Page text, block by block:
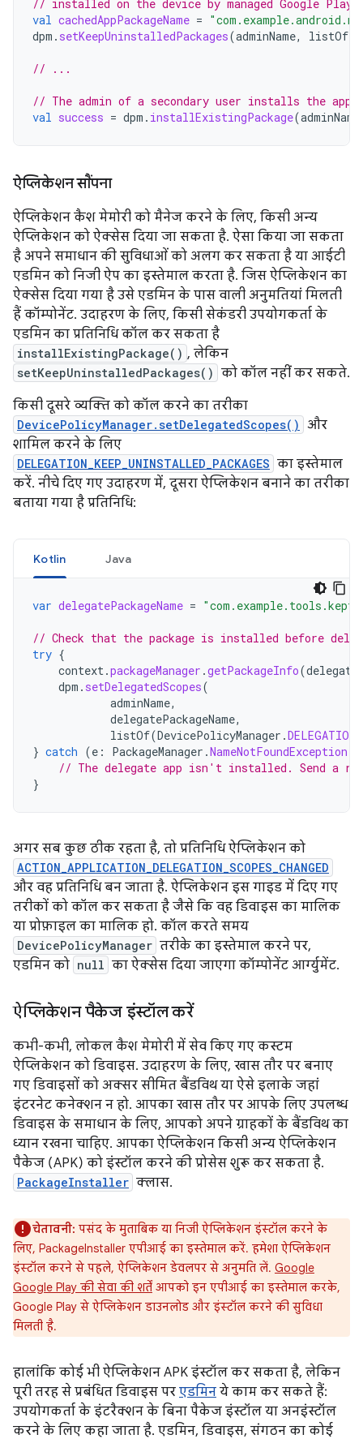
// installed on the device by managed Google Play.
val cachedAppPackageName =
dpm . setKeepUninstalledPackages(adminName, listOf
// ...
// The admin of a secondary user installs the app.
val success = dpm . installExistingPackage(adminName
ऐप्लिकेशन सौंपना
ऐप्लिकेशन कैश मेमोरी को मैनेज करने के लिए, किसी अन्य
ऐप्लिकेशन को ऐक्सेस दिया जा सकता है. ऐसा किया जा सकता
है अपने समाधान की सुविधाओं को अलग कर सकता है या आईटी
एडमिन को निजी ऐप का इस्तेमाल करता है. जिस ऐप्लिकेशन का
ऐक्सेस दिया गया है उसे एडमिन के पास वाली अनुमतियां मिलती
हैं कॉम्पोनेंट. उदाहरण के लिए, किसी सेकंडरी उपयोगकर्ता के
एडमिन का प्रतिनिधि कॉल कर सकता है
installExistingPackage() , लेकिन
setKeepUninstalledPackages() को कॉल नहीं कर सकते.
किसी दूसरे व्यक्ति को कॉल करने का तरीका
DevicePolicyManager.setDelegatedScopes() और
शामिल करने के लिए
DELEGATION_KEEP_UNINSTALLED_PACKAGES का इस्तेमाल
करें. नीचे दिए गए उदाहरण में, दूसरा ऐप्लिकेशन बनाने का तरीका
बताया गया है प्रतिनिधि:
Kotlin Java
var delegatePackageName =
// Check that the package is installed before
try {
context.packageManager .getPackageInfo(
dpm . setDelegatedScopes(
adminName,
delegatePackageName,
listOf(DevicePolicyManager .
} catch (e : PackageManager .NameNotFoundException
// The delegate app isn't installed. Send a
}
अगर सब कुछ ठीक रहता है, तो प्रतिनिधि ऐप्लिकेशन को
ACTION_APPLICATION_DELEGATION_SCOPES_CHANGED
और वह प्रतिनिधि बन जाता है. ऐप्लिकेशन इस गाइड में दिए गए
तरीकों को कॉल कर सकता है जैसे कि वह डिवाइस का मालिक
या प्रोफ़ाइल का मालिक हो. कॉल करते समय
DevicePolicyManager तरीके का इस्तेमाल करने पर,
एडमिन को null का ऐक्सेस दिया जाएगा कॉम्पोनेंट आर्ग्युमेंट.
ऐप्लिकेशन पैकेज इंस्टॉल करें
कभी-कभी, लोकल कैश मेमोरी में सेव किए गए कस्टम
ऐप्लिकेशन को डिवाइस. उदाहरण के लिए, खास तौर पर बनाए
गए डिवाइसों को अक्सर सीमित बैंडविथ या ऐसे इलाके जहां
इंटरनेट कनेक्शन न हो. आपका खास तौर पर आपके लिए उपलब्ध
डिवाइस के समाधान के लिए, आपको अपने ग्राहकों के बैंडविथ का
ध्यान रखना चाहिए. आपका ऐप्लिकेशन किसी अन्य ऐप्लिकेशन
पैकेज (APK) को इंस्टॉल करने की प्रोसेस शुरू कर सकता है.
PackageInstaller क्लास.
चेतावनी: पसंद के मुताबिक या निजी ऐप्लिकेशन इंस्टॉल करने के
लिए, PackageInstaller एपीआई का इस्तेमाल करें. हमेशा ऐप्लिकेशन
इंस्टॉल करने से पहले, ऐप्लिकेशन डेवलपर से अनुमति लें. Google
Google Play की सेवा की शर्तें आपको इन एपीआई का इस्तेमाल करके,
Google Play से ऐप्लिकेशन डाउनलोड और इंस्टॉल करने की सुविधा
मिलती है.
हालांकि कोई भी ऐप्लिकेशन APK इंस्टॉल कर सकता है, लेकिन
पूरी तरह से प्रबंधित डिवाइस पर एडमिन ये काम कर सकते हैं:
उपयोगकर्ता के इंटरैक्शन के बिना पैकेज इंस्टॉल या अनइंस्टॉल
करने के लिए कहा जाता है. एडमिन, डिवाइस, संगठन का कोई